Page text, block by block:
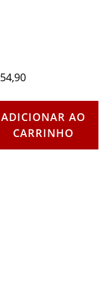
54,90
ADICIONAR AO
CARRINHO